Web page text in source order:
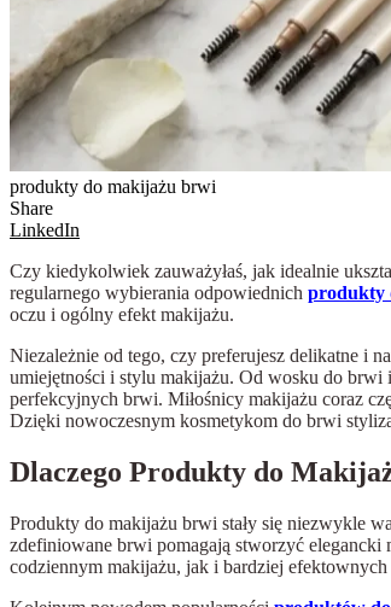
produkty do makijażu brwi
Share
LinkedIn
Czy kiedykolwiek zauważyłaś, jak idealnie
regularnego wybierania odpowiednich produkty
oczu i ogólny efekt makijażu.
Niezależnie od tego, czy preferujesz delikatne i
umiejętności i stylu makijażu. Od wosku do
perfekcyjnych brwi. Miłośnicy makijażu coraz
Dzięki nowoczesnym kosmetykom do brwi
Dlaczego Produkty do
Produkty do makijażu brwi stały się niezwykle
zdefiniowane brwi pomagają stworzyć
codziennym makijażu, jak i bardziej efektownych